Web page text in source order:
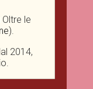
mondiale – e
attuali – sta
sempre
tentacolare
le
).
2014,